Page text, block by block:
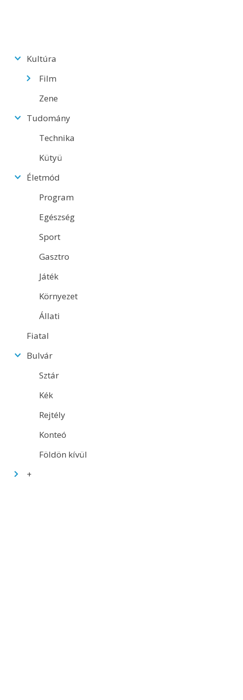
Kultúra
Film
Zene
Tudomány
Technika
Kütyü
Életmód
Program
Egészség
Sport
Gasztro
Játék
Környezet
Állati
Fiatal
Bulvár
Sztár
Kék
Rejtély
Konteó
Földön kívül
+